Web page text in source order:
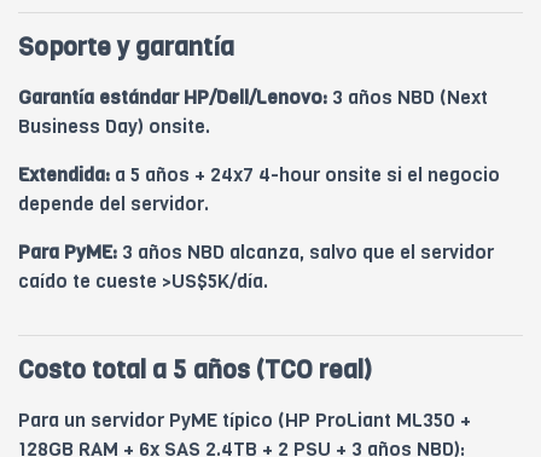
Soporte y garantía
Garantía estándar HP/Dell/Lenovo: 3 años NBD (Next
Business Day) onsite.
Extendida: a 5 años + 24x7 4-hour onsite si el negocio
depende del servidor.
Para PyME: 3 años NBD alcanza, salvo que el servidor
caído te cueste >US$5K/día.
Costo total a 5 años (TCO real)
Para un servidor PyME típico (HP ProLiant ML350 +
128GB RAM + 6x SAS 2.4TB + 2 PSU + 3 años NBD):